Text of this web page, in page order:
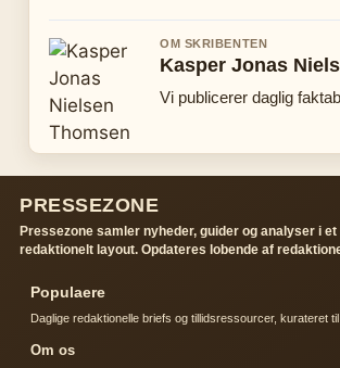
OM SKRIBENTEN
Kasper Jonas
Vi publicerer daglig
PRESSEZONE
Pressezone samler nyheder, guider og analyser i
redaktionelt layout. Opdateres lobende af
Populaere
Daglige redaktionelle briefs og tillidsressourcer, kurateret
Om os